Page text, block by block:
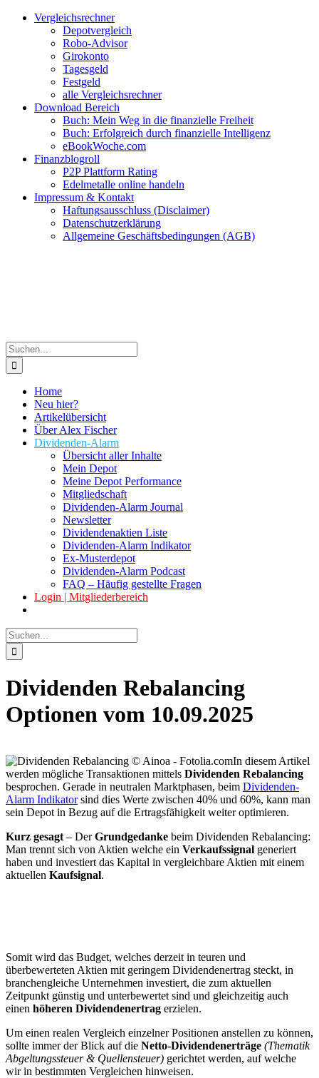
Zum
Facebook
Twitter
Instagram
Pinterest
YouTubeVergleichsrechner
Depotvergleich
Robo-Advisor
Girokonto
Tagesgeld
Festgeld
alle Vergleichsrechner
Download Bereich
Buch: Mein Weg in die finanzielle Freiheit
Buch: Erfolgreich durch finanzielle Intelligenz
eBookWoche.com
Finanzblogroll
P2P Plattform Rating
Edelmetalle online handeln
Impressum & Kontakt
Haftungsausschluss (Disclaimer)
Datenschutzerklärung
Allgemeine Geschäftsbedingungen (AGB)
Suche
nach:
Home
Neu hier?
Artikelübersicht
Über Alex Fischer
Dividenden-Alarm
Übersicht aller Inhalte
Mein Depot
Meine Depot Performance
Mitgliedschaft
Dividenden-Alarm Journal
Newsletter
Dividendenaktien Liste
Dividenden-Alarm Indikator
Ex-Musterdepot
Dividenden-Alarm Podcast
FAQ – Häufig gestellte Fragen
Login | Mitgliederbereich
Suche
nach:
Dividenden Rebalancing
Optionen vom 10.09.2025
In diesem Artikel
werden mögliche Transaktionen mittels Dividenden Rebalancing
besprochen. Gerade in neutralen Marktphasen, beim Dividenden-
Alarm Indikatorsind dies Werte zwischen 40% und 60%, kann man
sein Depot in Bezug auf die Ertragsfähigkeit weiter optimieren.
Kurz gesagt – DerGrundgedanke beim Dividenden Rebalancing:
Man trennt sich von Aktien welche ein Verkaufssignal generiert
haben und investiert das Kapital in vergleichbare Aktien mit einem
aktuellen Kaufsignal.
Somit wird das Budget, welches derzeit in teuren und
überbewerteten Aktien mit geringem Dividendenertrag steckt, in
branchengleiche Unternehmen investiert, die zum aktuellen
Zeitpunkt günstig und unterbewertet sind und gleichzeitig auch
einen höheren Dividendenertrag erzielen.
Um einen realen Vergleich einzelner Positionen anstellen zu können,
sollte immer der Blick auf die Netto-Dividendenerträge (Thematik
Abgeltungssteuer & Quellensteuer) gerichtet werden, auf welche
wir in bestimmten Vergleichen hinweisen.